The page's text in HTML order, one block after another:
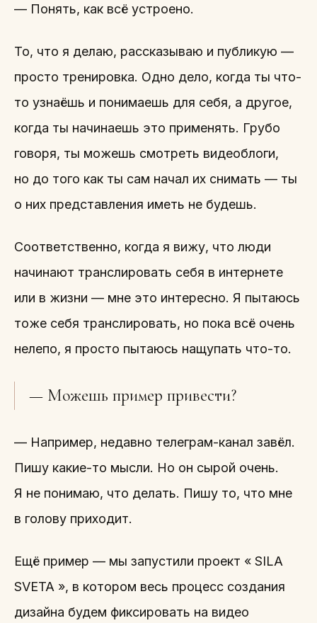
— Понять, как всё устроено.
То, что я делаю, рассказываю и публикую —
просто тренировка. Одно дело, когда ты что-
то узнаёшь и понимаешь для себя, а другое,
когда ты начинаешь это применять. Грубо
говоря, ты можешь смотреть видеоблоги,
но до того как ты сам начал их снимать — ты
о них представления иметь не будешь.
Соответственно, когда я вижу, что люди
начинают транслировать себя в интернете
или в жизни — мне это интересно. Я пытаюсь
тоже себя транслировать, но пока всё очень
нелепо, я просто пытаюсь нащупать что-то.
— Можешь пример привести?
— Например, недавно телеграм-канал завёл.
Пишу какие-то мысли. Но он сырой очень.
Я не понимаю, что делать. Пишу то, что мне
в голову приходит.
Ещё пример — мы запустили проект « SILA
SVETA », в котором весь процесс создания
дизайна будем фиксировать на видео